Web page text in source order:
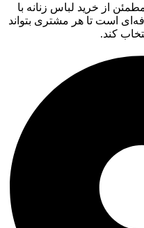
از خرید لباس زنانه با
است تا هر مشتری بتواند
کند.